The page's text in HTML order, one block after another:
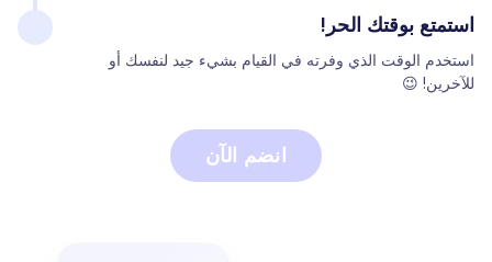
استمتع بوقتك الحر!
استخدم الوقت الذي وفرته في القيام بشيء جيد لنفسك أو
للآخرين! 😉
انضم الآن